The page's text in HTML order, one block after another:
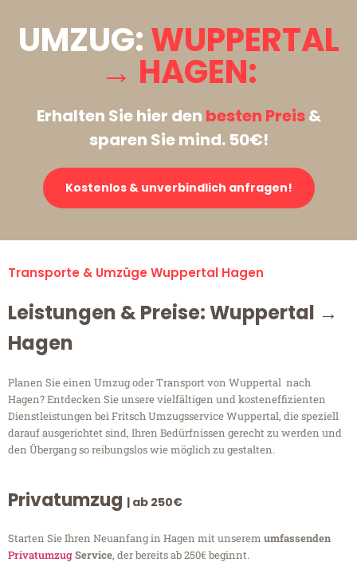
UMZUG:WUPPERTAL
→ HAGEN:
Erhalten Sie hier den besten Preis&
sparen Sie mind. 50€!
Kostenlos & unverbindlich anfragen!
Transporte & Umzüge Wuppertal Hagen
Leistungen & Preise: Wuppertal →
Hagen
Planen Sie einen Umzug oder Transport von Wuppertal nach
Hagen? Entdecken Sie unsere vielfältigen und kosteneffizienten
Dienstleistungen bei Fritsch Umzugsservice Wuppertal, die speziell
darauf ausgerichtet sind, Ihren Bedürfnissen gerecht zu werden und
den Übergang so reibungslos wie möglich zu gestalten.
Privatumzug | ab 250€
Starten Sie Ihren Neuanfang in Hagen mit unserem umfassenden
PrivatumzugService, der bereits ab 250€ beginnt.